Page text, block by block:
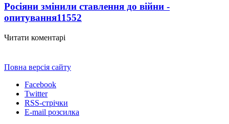
Росіяни змінили ставлення до війни -
опитування11552
Читати коментарі
Повна версія сайту
Facebook
Twitter
RSS-стрічки
E-mail розсилка